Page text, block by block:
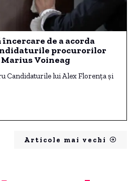
încercare de a acorda
procurorilor
Voineag
Candidaturile lui Alex Florenţa și
Articole mai vechi